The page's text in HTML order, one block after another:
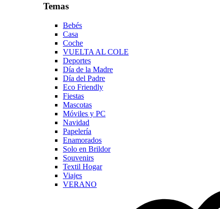
Temas
Bebés
Casa
Coche
VUELTA AL COLE
Deportes
Día de la Madre
Día del Padre
Eco Friendly
Fiestas
Mascotas
Móviles y PC
Navidad
Papelería
Enamorados
Solo en Brildor
Souvenirs
Textil Hogar
Viajes
VERANO